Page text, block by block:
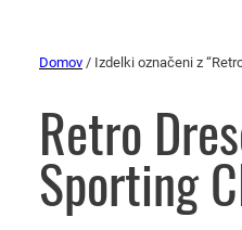
Domov / Izdelki označeni z
Retro
Sporting